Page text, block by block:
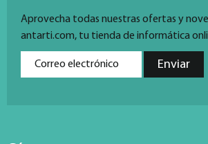
Aprovecha todas nuestras ofertas y
antarti.com, tu tienda de informática